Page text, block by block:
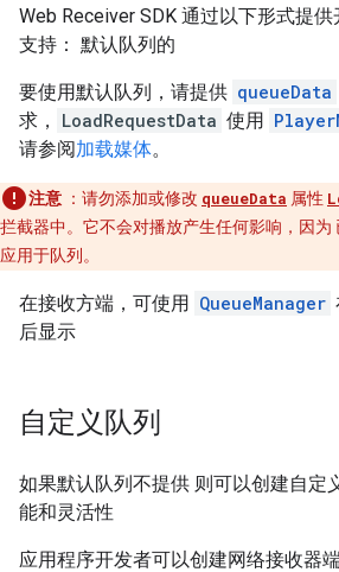
Web Receiver SDK 通过以下形式提
支持： 默认队列的
要使用默认队列，请提供 queueData
求，
LoadRequestData 使用
请参阅加载媒体。
注意 ：请勿添加或修改 queueData 属性
拦截器中。它不会对播放产生任何影响，因为
应用于队列。
在接收方端，可使用 QueueManager
后显示
自定义队列
如果默认队列不提供 则可以创建自定
能和灵活性
应用程序开发者可以创建网络接收器